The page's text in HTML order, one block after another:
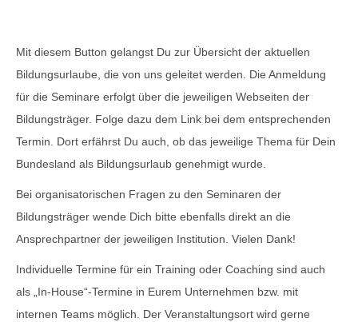
Mit diesem Button gelangst Du zur Übersicht der aktuellen
Bildungsurlaube, die von uns geleitet werden. Die Anmeldung
für die Seminare erfolgt über die jeweiligen Webseiten der
Bildungsträger. Folge dazu dem Link bei dem entsprechenden
Termin. Dort erfährst Du auch, ob das jeweilige Thema für Dein
Bundesland als Bildungsurlaub genehmigt wurde.
Bei organisatorischen Fragen zu den Seminaren der
Bildungsträger wende Dich bitte ebenfalls direkt an die
Ansprechpartner der jeweiligen Institution. Vielen Dank!
Individuelle Termine für ein Training oder Coaching sind auch
als „In-House“-Termine in Eurem Unternehmen bzw. mit
internen Teams möglich. Der Veranstaltungsort wird gerne